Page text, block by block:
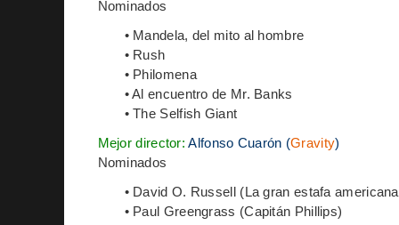
Nominados
• Mandela, del mito al hombre
• Rush
• Philomena
• Al encuentro de Mr. Banks
• The Selfish Giant
Mejor director:Alfonso Cuarón (Gravity)
Nominados
• David O. Russell (La gran estafa
• Paul Greengrass (Capitán Phillips)